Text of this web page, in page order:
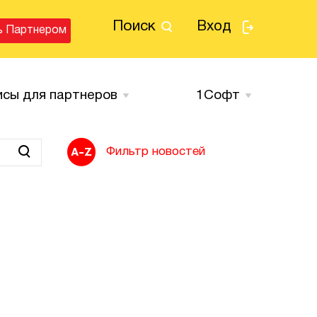
Поиск Вход
Партнером
для партнеров 1Cофт
Фильтр новостей